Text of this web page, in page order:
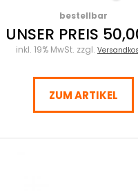
bestellbar
UNSER PREIS
inkl. 19% MwSt. zzgl.
ZUM ARTIKEL